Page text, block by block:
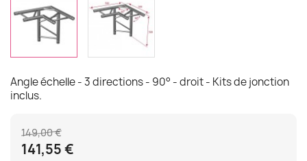
Angle échelle - 3 directions - 90° - droit - Kits de jonction
inclus.
149,00 €
141,55 €